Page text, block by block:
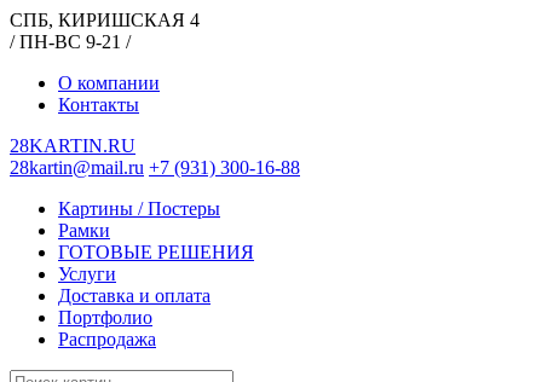
СПБ, КИРИШСКАЯ 4
/ ПН-ВС 9-21 /
О компании
Контакты
28KARTIN.RU
28kartin@mail.ru +7 (931) 300-16-88
Картины / Постеры
Рамки
ГОТОВЫЕ РЕШЕНИЯ
Услуги
Доставка и оплата
Портфолио
Распродажа